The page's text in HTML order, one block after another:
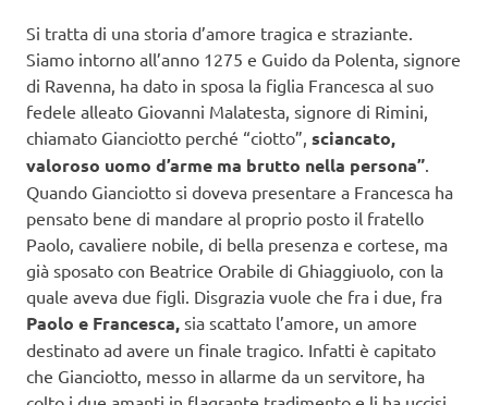
Si tratta di una storia d’amore tragica e straziante.
Siamo intorno all’anno 1275 e Guido da Polenta, signore
di Ravenna, ha dato in sposa la figlia Francesca al suo
fedele alleato Giovanni Malatesta, signore di Rimini,
chiamato Gianciotto perché “ciotto”, sciancato,
valoroso uomo d’arme ma brutto nella persona”
Quando Gianciotto si doveva presentare a Francesca ha
pensato bene di mandare al proprio posto il fratello
Paolo, cavaliere nobile, di bella presenza e cortese, ma
già sposato con Beatrice Orabile di Ghiaggiuolo, con la
quale aveva due figli. Disgrazia vuole che fra i due, fra
Paolo e Francesca, sia scattato l’amore, un amore
destinato ad avere un finale tragico. Infatti è capitato
che Gianciotto, messo in allarme da un servitore, ha